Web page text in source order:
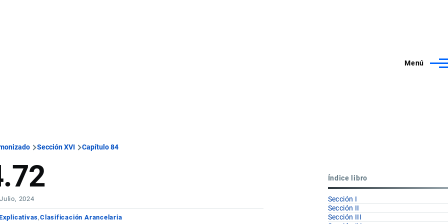
Menú
Sección XVI Capítulo 84
2024
Clasificación Arancelaria
Índice libro
Sección I
Sección II
Sección III